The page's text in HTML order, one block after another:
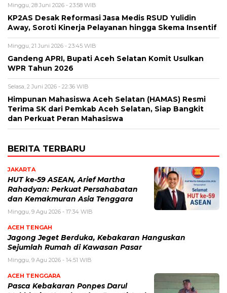
Minggu, 28 Juni 2026 - 23:58 WIB
KP2AS Desak Reformasi Jasa Medis RSUD Yulidin
Away, Soroti Kinerja Pelayanan hingga Skema Insentif
Minggu, 21 Juni 2026 - 23:45 WIB
Gandeng APRI, Bupati Aceh Selatan Komit Usulkan
WPR Tahun 2026
Selasa, 2 Juni 2026 - 22:36 WIB
Himpunan Mahasiswa Aceh Selatan (HAMAS) Resmi
Terima SK dari Pemkab Aceh Selatan, Siap Bangkit
dan Perkuat Peran Mahasiswa
BERITA TERBARU
JAKARTA
HUT ke-59 ASEAN, Arief Martha
Rahadyan: Perkuat Persahabatan
dan Kemakmuran Asia Tenggara
Minggu, 9 Agu 2026 - 17:34 WIB
ACEH TENGAH
Jagong Jeget Berduka, Kebakaran Hanguskan
Sejumlah Rumah di Kawasan Pasar
Minggu, 9 Agu 2026 - 14:51 WIB
ACEH TENGGARA
Pasca Kebakaran Ponpes Darul